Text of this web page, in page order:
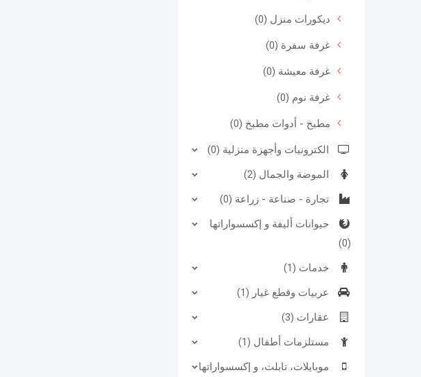
ديكورات منزل (0)
غرفة سفرة (0)
غرفة معيشة (0)
غرفة نوم (0)
مطبخ - أدوات مطبخ (0)
الكترونيات وأجهزة منزلية (0)
الموضة والجمال (2)
تجارة - صناعة - زراعة (0)
حيوانات أليفة و إكسسواراتها
(0)
خدمات (1)
عربيات وقطع غيار (1)
عقارات (3)
مستلزمات أطفال (1)
موبايلات، تابلت، و إكسسواراتها